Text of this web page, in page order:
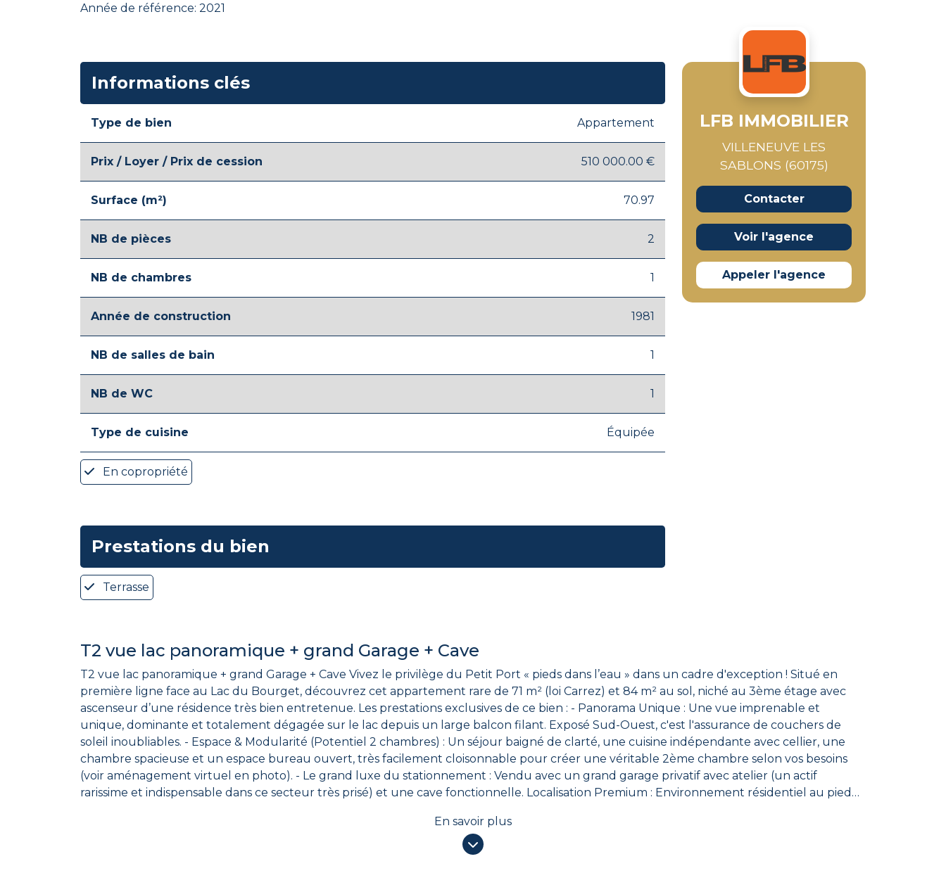
Année de référence: 2021
Informations clés
Type de bien Appartement
Prix / Loyer / Prix de cession 510 000.00 €
Surface (m²) 70.97
NB de pièces 2
NB de chambres 1
Année de construction 1981
NB de salles de bain 1
NB de WC 1
Type de cuisine Équipée
En copropriété
Prestations du bien
Terrasse
LFB IMMOBILIER
VILLENEUVE LES
SABLONS (60175)
Contacter
Voir l'agence
Appeler l'agence
T2 vue lac panoramique + grand Garage + Cave
T2 vue lac panoramique + grand Garage + Cave Vivez le privilège du Petit Port « pieds dans l’eau » dans un cadre d'exception ! ​Situé en
première ligne face au Lac du Bourget, découvrez cet appartement rare de 71 m² (loi Carrez) et 84 m² au sol, niché au 3ème étage avec
ascenseur d’une résidence très bien entretenue. ​Les prestations exclusives de ce bien : - Panorama Unique : Une vue imprenable et
unique, dominante et totalement dégagée sur le lac depuis un large balcon filant. Exposé Sud-Ouest, c'est l'assurance de couchers de
soleil inoubliables. - Espace & Modularité (Potentiel 2 chambres) : Un séjour baigné de clarté, une cuisine indépendante avec cellier, une
chambre spacieuse et un espace bureau ouvert, très facilement cloisonnable pour créer une véritable 2ème chambre selon vos besoins
(voir aménagement virtuel en photo). - ​Le grand luxe du stationnement : Vendu avec un grand garage privatif avec atelier (un actif
rarissime et indispensable dans ce secteur très prisé) et une cave fonctionnelle. ​Localisation Premium : Environnement résidentiel au pied
En savoir plus